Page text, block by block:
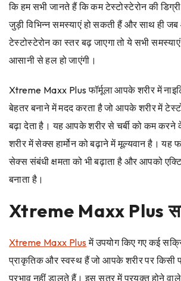
कि हम सभी जानते हैं कि कम टेस्टोस्टेरोन की
जुड़ी विभिन्न समस्याएं हो सकती हैं और साथ ही
टेस्टोस्टेरोन का स्तर बढ़ जाएगा तो ये सभी
आसानी से हल हो जाएंगी।
Xtreme Maxx Plus फॉर्मूला आपके शरीर में
बेहतर बनाने में मदद करता है जो आपके शरीर में
बढ़ा देता है। यह आपके शरीर से चर्बी को कम
शरीर में सेक्स हार्मोन को बढ़ाने में मूल्यवान है। यह
सेक्स संबंधी क्षमता को भी बढ़ाता है और आपको
बनाता है।
Xtreme Maxx Plus
Xtreme Maxx Plusमें उपयोग किए गए कई
प्राकृतिक और स्वस्थ हैं जो आपके शरीर पर किसी
प्रभाव नहीं डालते हैं। इस सूत्र में प्रयुक्त होने